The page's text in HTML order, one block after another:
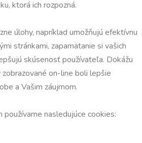
ktorá ich rozpozná.
úlohy, napríklad umožňujú efektívnu
stránkami, zapamätanie si vašich
skúsenosť používateľa. Dokážu
on-line boli lepšie
a Vašim záujmom.
používame nasledujúce cookies: